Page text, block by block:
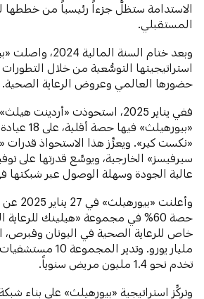
الاستدامة ستظلُّ جزءاً رئيسياً من خططها
المستقبلي.
وبعد ختام السنة المالية
استراتيجيتها التوسُّعية من خلال التطورات
حضورها العالمي وعروض الرعاية الصحية.
ففي يناير 2025، استحوذت «أردينت
«بيورهيلث»
«نكست كير». ويعزِّز هذا الاستحواذ قدرات
سيرفيسز» الخارجية، ويوسِّع قدرتها على
عالية الجودة وسهلة الوصول عبر شبكتها
وأعلنت
حصة 60% في مجموعة «هيلينك للرعاية
تخدم نحو 1.4 مليون مريض سنوياً.
وتركِّز استراتيجية «بيورهيلث» على بناء